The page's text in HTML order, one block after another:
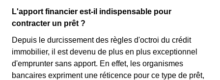
L'apport financier est-il indispensable pour
contracter un prêt ?
Depuis le durcissement des règles d'octroi du crédit
immobilier, il est devenu de plus en plus exceptionnel
d'emprunter sans apport. En effet, les organismes
bancaires expriment une réticence pour ce type de prêt,